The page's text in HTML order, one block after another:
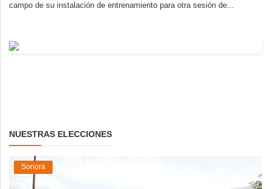
campo de su instalación de entrenamiento para otra sesión de...
NUESTRAS ELECCIONES
Sonora